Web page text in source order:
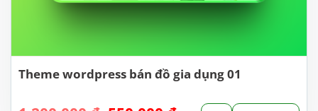
Theme wordpress bán đồ gia dụng 01